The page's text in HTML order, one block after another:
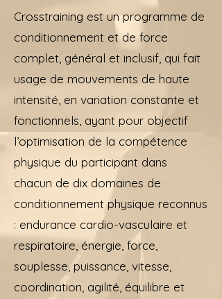
Crosstraining est un programme de
conditionnement et de force
complet, général et inclusif, qui fait
usage de mouvements de haute
intensité, en variation constante et
fonctionnels, ayant pour objectif
l’optimisation de la compétence
physique du participant dans
chacun de dix domaines de
conditionnement physique reconnus
: endurance cardio-vasculaire et
respiratoire, énergie, force,
souplesse, puissance, vitesse,
coordination, agilité, équilibre et